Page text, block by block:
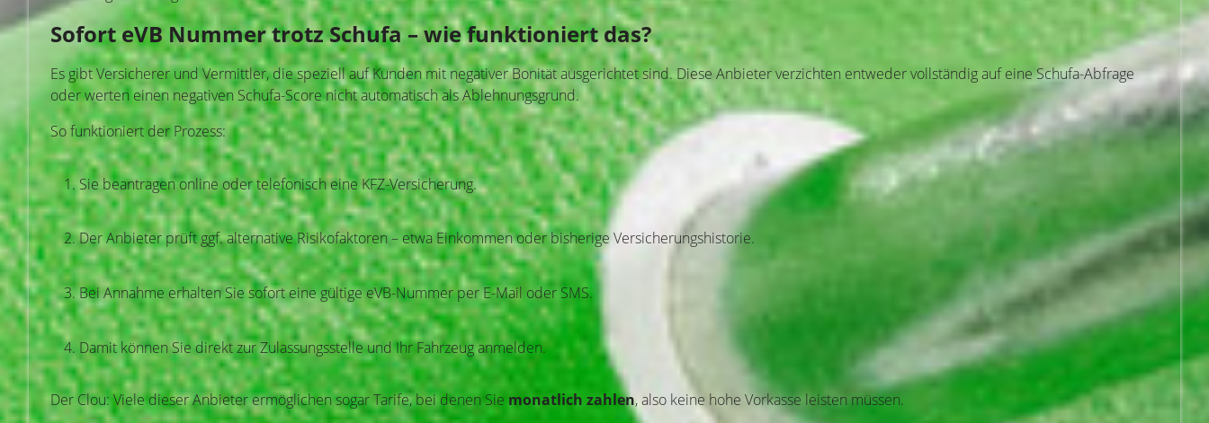
Sofort eVB Nummer trotz Schufa – wie funktioniert das?
Es gibt Versicherer und Vermittler, die speziell auf Kunden mit negativer Bonität ausgerichtet sind. Diese Anbieter verzichten entweder vollständig auf eine Schufa-Abfrage
oder werten einen negativen Schufa-Score nicht automatisch als Ablehnungsgrund.
So funktioniert der Prozess:
Sie beantragen online oder telefonisch eine KFZ-Versicherung.
Der Anbieter prüft ggf. alternative Risikofaktoren – etwa Einkommen oder bisherige Versicherungshistorie.
Bei Annahme erhalten Sie sofort eine gültige eVB-Nummer per E-Mail oder SMS.
Damit können Sie direkt zur Zulassungsstelle und Ihr Fahrzeug anmelden.
Der Clou: Viele dieser Anbieter ermöglichen sogar Tarife, bei denen Sie monatlich zahlen, also keine hohe Vorkasse leisten müssen.